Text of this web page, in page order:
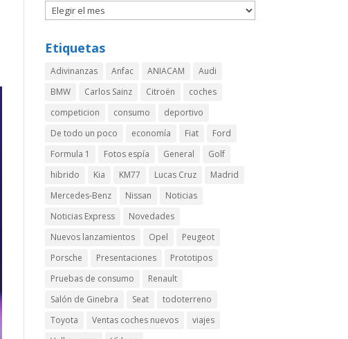
Etiquetas
Adivinanzas Anfac ANIACAM
Audi
BMW
Carlos Sainz Citroën
coches
competicion
consumo
deportivo
De todo un poco
economía Fiat
Ford
Formula 1
Fotos espía General
Golf
hibrido
Kia KM77 Lucas Cruz
Madrid
Mercedes-Benz
Nissan
Noticias
Noticias Express
Novedades
Nuevos lanzamientos
Opel
Peugeot
Porsche
Presentaciones
Prototipos
Pruebas de consumo
Renault
Salón de Ginebra
Seat
todoterreno
Toyota
Ventas coches nuevos
viajes